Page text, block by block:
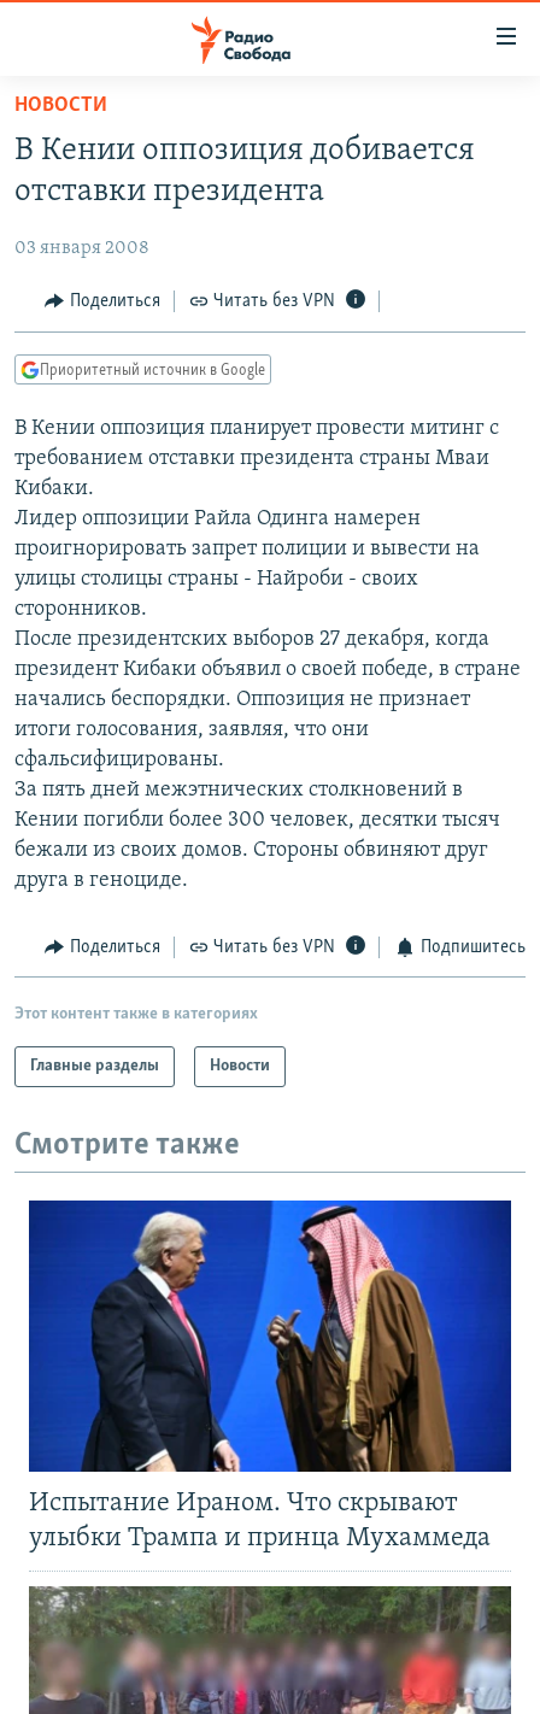
упрощенного
доступа
основному
Вернутся
главной
навигации
Вернутся
поиску
АВТОРСКИЕ ПРОЕКТЫ
ЦИТАТЫ СВОБОДЫ
МНЕНИЯ
IDEL.РЕАЛИИ
КАВКАЗ.РЕАЛИИ
СЕВЕР.РЕАЛИИ
СИБИРЬ.РЕАЛИИ
РАСПИСАНИЕ ВЕЩАНИЯ
ПОДПИШИТЕСЬ НА РАССЫЛКУ
СОЦИАЛЬНЫЕ СЕТИ
НОВОСТИ
В Кении оппозиция добивается
отставки президента
03 января 2008
Поделиться Читать без VPN
Приоритетный источник в Google
В Кении оппозиция планирует провести митинг с
требованием отставки президента страны Мваи
Кибаки.
Лидер оппозиции Райла Одинга намерен
проигнорировать запрет полиции и вывести на
улицы столицы страны - Найроби - своих
сторонников.
После президентских выборов 27 декабря, когда
президент Кибаки объявил о своей победе, в стране
начались беспорядки. Оппозиция не признает
итоги голосования, заявляя, что они
сфальсифицированы.
За пять дней межэтнических столкновений в
Кении погибли более 300 человек, десятки тысяч
бежали из своих домов. Стороны обвиняют друг
друга в геноциде.
Поделиться Читать без VPN Подпишитесь
Этот контент также в категориях
Главные разделы Новости
Смотрите также
Испытание Ираном. Что скрывают
улыбки Трампа и принца Мухаммеда